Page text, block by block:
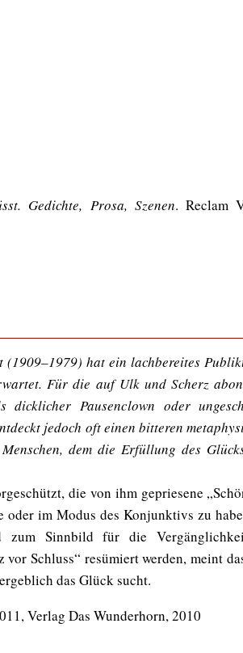
Gedichte, Prosa, Szenen. Reclam
hat ein lachbereites
Für die auf Ulk und Scherz
Pausenclown oder
jedoch oft einen bitteren
dem die Erfüllung des
die von ihm gepriesene
im Modus des Konjunktivs zu
zum Sinnbild für die
Schluss“ resümiert werden, meint
das Glück sucht.
Verlag Das Wunderhorn, 2010